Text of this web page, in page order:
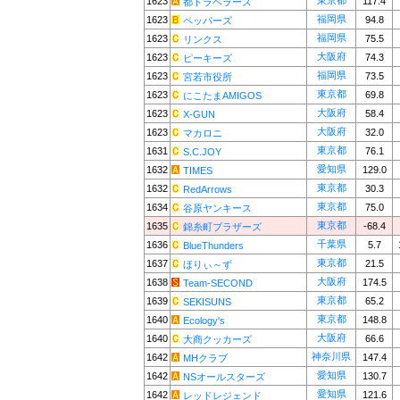
1623
ペッパーズ 福岡県
94.8
1623
リンクス 福岡県
75.5
1623
ピーキーズ 大阪府
74.3
1623
宮若市役所 福岡県
73.5
1623
にこたまAMIGOS 東京都
69.8
1623
X-GUN 大阪府
58.4
1623
マカロニ 大阪府
32.0
1631
S.C.JOY 東京都
76.1
1632
TIMES 愛知県
129.0
1632
RedArrows 東京都
30.3
1634
谷原ヤンキース 東京都
75.0
1635
錦糸町ブラザーズ 東京都
-68.4
1636
BlueThunders 千葉県 5.7
1637
ほりぃ～ず 東京都
21.5
1638
Team-SECOND 大阪府
174.5
1639
SEKISUNS 東京都
65.2
1640
Ecology's 東京都
148.8
1640
大商クッカーズ 大阪府
66.6
1642
MHクラブ 神奈川県
147.4
1642
NSオールスターズ 愛知県
130.7
1642
レッドレジェンド 愛知県 121.6